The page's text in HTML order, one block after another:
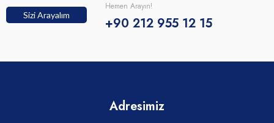
Sizi Arayalım
Hemen Arayın!
+90 212 955 12 15
Adresimiz